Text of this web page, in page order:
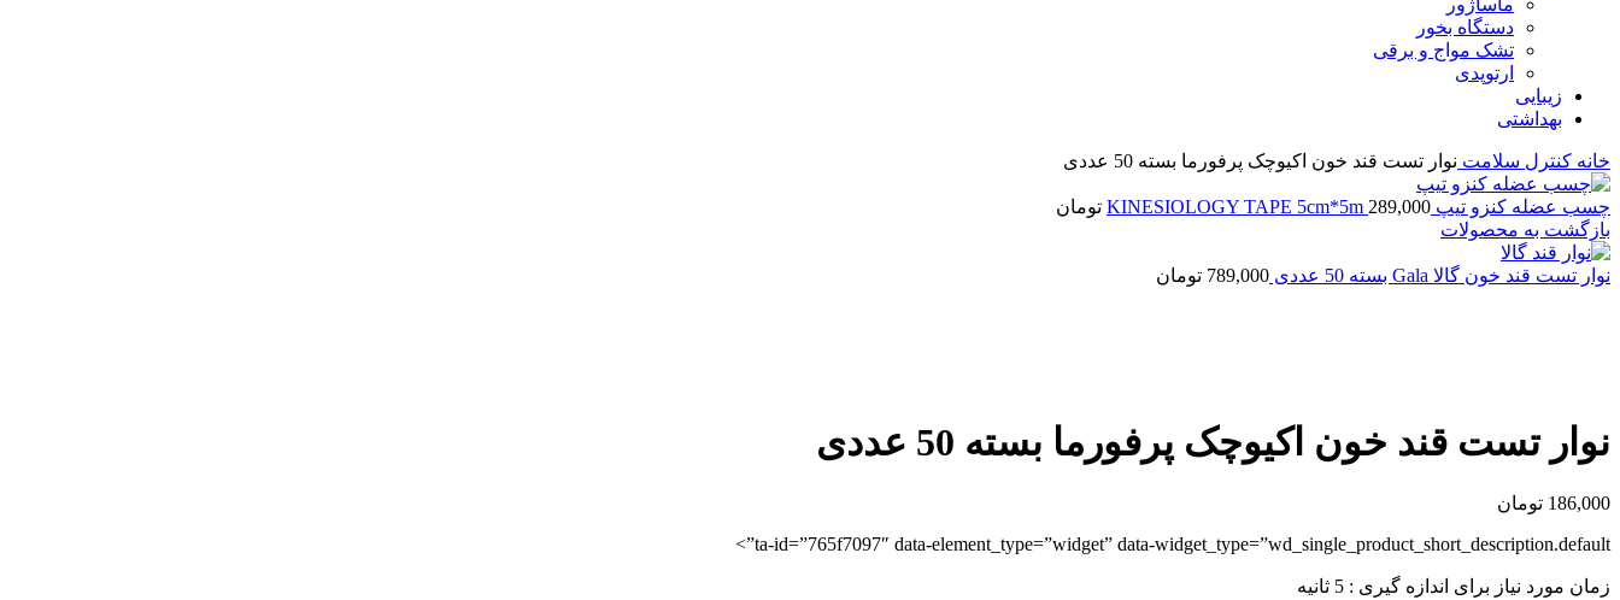
دستگاه بخور
تشک مواج و برقی
ارتوپدی
زیبایی
بهداشتی
خانه کنترل سلامت نوار تست قند خون اکیوچک پرفورما بسته 50 عددی
چسب عضله کنزو تیپ KINESIOLOGY TAPE 5cm*5m 289,000
تومان
بازگشت به محصولات
نوار تست قند خون گالا Gala بسته 50 عددی 789,000 تومان
نوار تست قند خون اکیوچک پرفورما بسته 50 عددی
186,000 تومان
ta-id=”765f7097″ data-element_type=”widget” data-widget_type=”wd_single_product_short_description.default”>
زمان مورد نیاز برای اندازه گیری : 5 ثانیه